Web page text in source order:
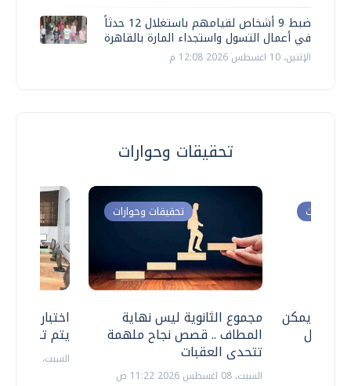
ضبط 9 أشخاص لقيامهم باستغلال 12 حدثاً
في أعمال التسول واستجداء المارة بالقاهرة
الإثنين، 10 اغسطس 2026 12:08 م
تحقيقات وحوارات
اختبارات
يتم
السبت، 18 يوليو 2026 09:22 ص
تحقيقات وحوارات
مجموع الثانوية ليس نهاية
المطاف .. قصص نجاح ملهمة
تتحدى العقبات
السبت، 08 اغسطس 2026 11:22 ص
وحوارات
.. هل يمكن
نتعامل